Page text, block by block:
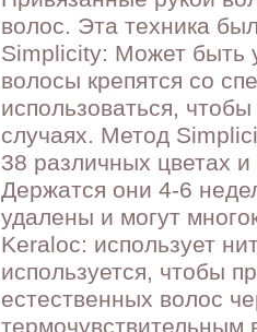
волос. Эта техника
Simplicity: Может быть
волосы крепятся со
использоваться,
случаях. Метод
38 различных цветах
Держатся они 4-6
удалены и могут
Keraloc: использует
используется, чтобы
естественных волос
термочувствительным